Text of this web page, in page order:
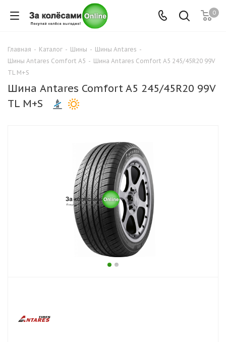
0
Главная - Каталог - Шины - Шины Antares -
Шины Antares Comfort A5 - Шина Antares Comfort A5 245/45R20 99V
TL M+S
Шина Antares Comfort A5 245/45R20 99V
TL M+S